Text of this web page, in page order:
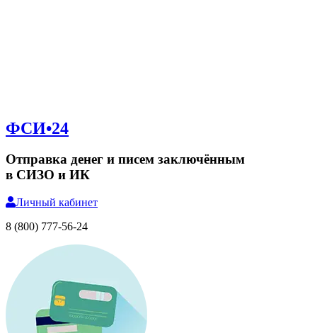
ФСИ•24
Отправка денег и писем заключённым
в СИЗО и ИК
Личный кабинет
8 (800) 777-56-24